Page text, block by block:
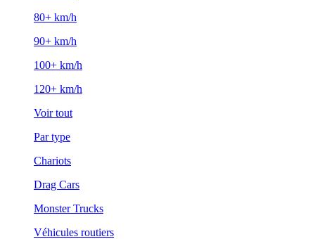
80+ km/h
90+ km/h
100+ km/h
120+ km/h
Voir tout
Par type
Chariots
Drag Cars
Monster Trucks
Véhicules routiers